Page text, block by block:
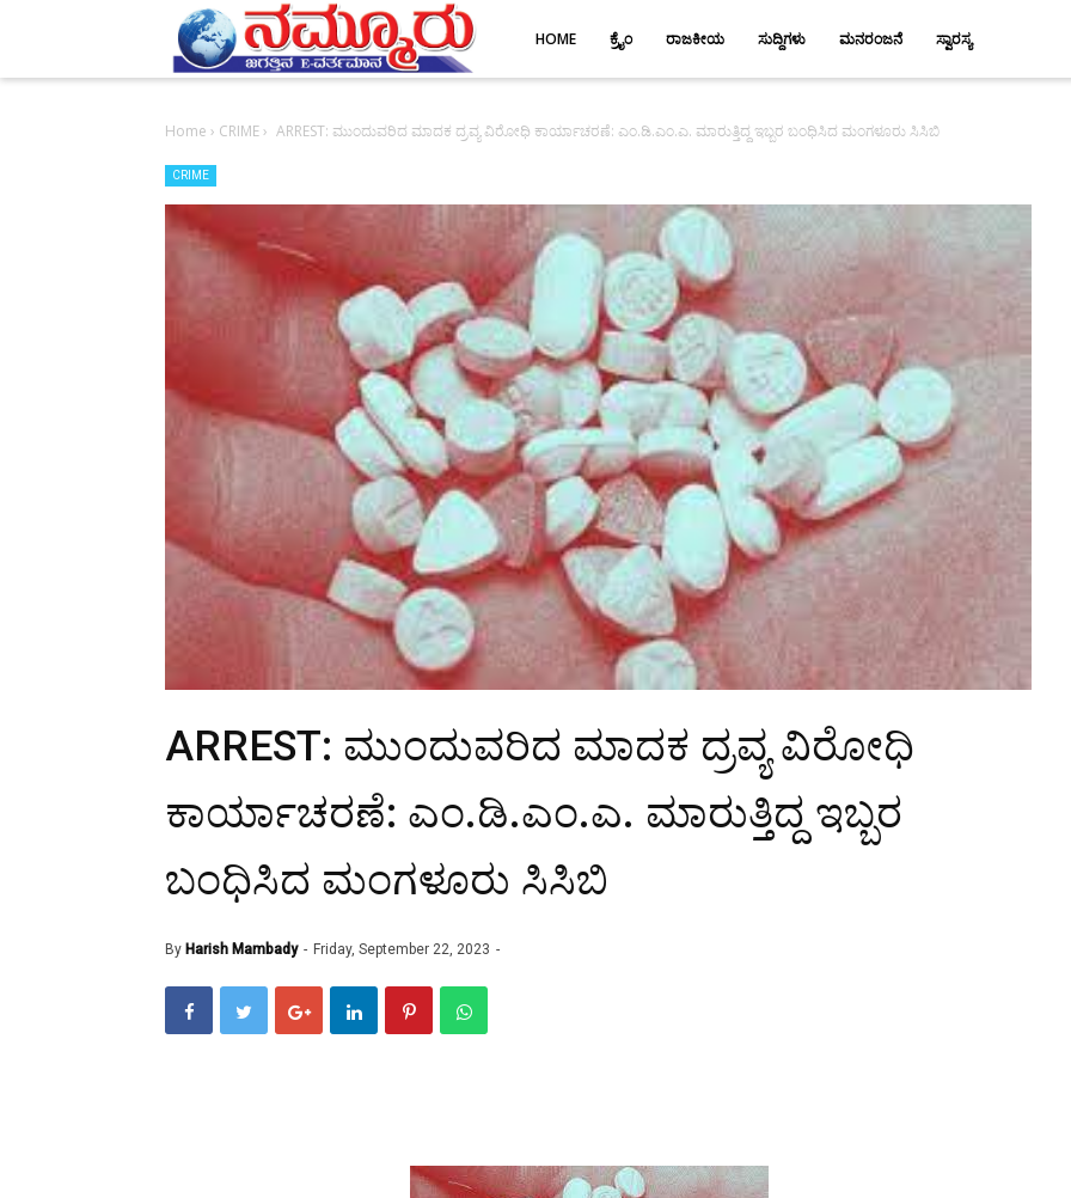
HOME ಕ್ರೈಂ ರಾಜಕೀಯ ಸುದ್ದಿಗಳು ಮನರಂಜನೆ ಸ್ವಾರಸ್ಯ
Home › CRIME› ARREST: ಮುಂದುವರಿದ ಮಾದಕ ದ್ರವ್ಯ ವಿರೋಧಿ ಕಾರ್ಯಾಚರಣೆ: ಎಂ.ಡಿ.ಎಂ.ಎ. ಮಾರುತ್ತಿದ್ದ ಇಬ್ಬರ ಬಂಧಿಸಿದ ಮಂಗಳೂರು ಸಿಸಿಬಿ
CRIME
ARREST: ಮುಂದುವರಿದ ಮಾದಕ ದ್ರವ್ಯ ವಿರೋಧಿ
ಕಾರ್ಯಾಚರಣೆ: ಎಂ.ಡಿ.ಎಂ.ಎ. ಮಾರುತ್ತಿದ್ದ ಇಬ್ಬರ
ಬಂಧಿಸಿದ ಮಂಗಳೂರು ಸಿಸಿಬಿ
By Harish Mambady Friday, September 22, 2023